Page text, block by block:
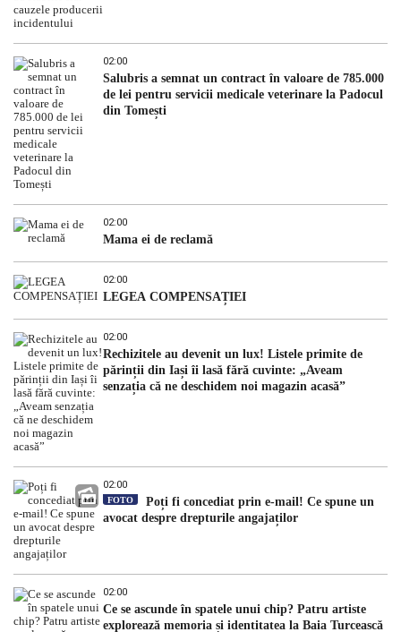
02:00
Salubris a semnat un contract în valoare de 785.000
de lei pentru servicii medicale veterinare la Padocul
din Tomești
02:00
Mama ei de reclamă
02:00
LEGEA COMPENSAȚIEI
02:00
Rechizitele au devenit un lux! Listele primite de
părinții din Iași îi lasă fără cuvinte: „Aveam
senzația că ne deschidem noi magazin acasă”
02:00
FOTO
Poți fi concediat prin e-mail! Ce spune un
avocat despre drepturile angajaților
02:00
Ce se ascunde în spatele unui chip? Patru artiste
explorează memoria și identitatea la Baia Turcească